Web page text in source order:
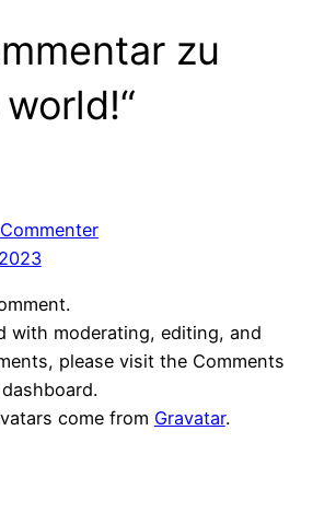
zu
with moderating, editing, and
please visit the Comments
come from Gravatar.